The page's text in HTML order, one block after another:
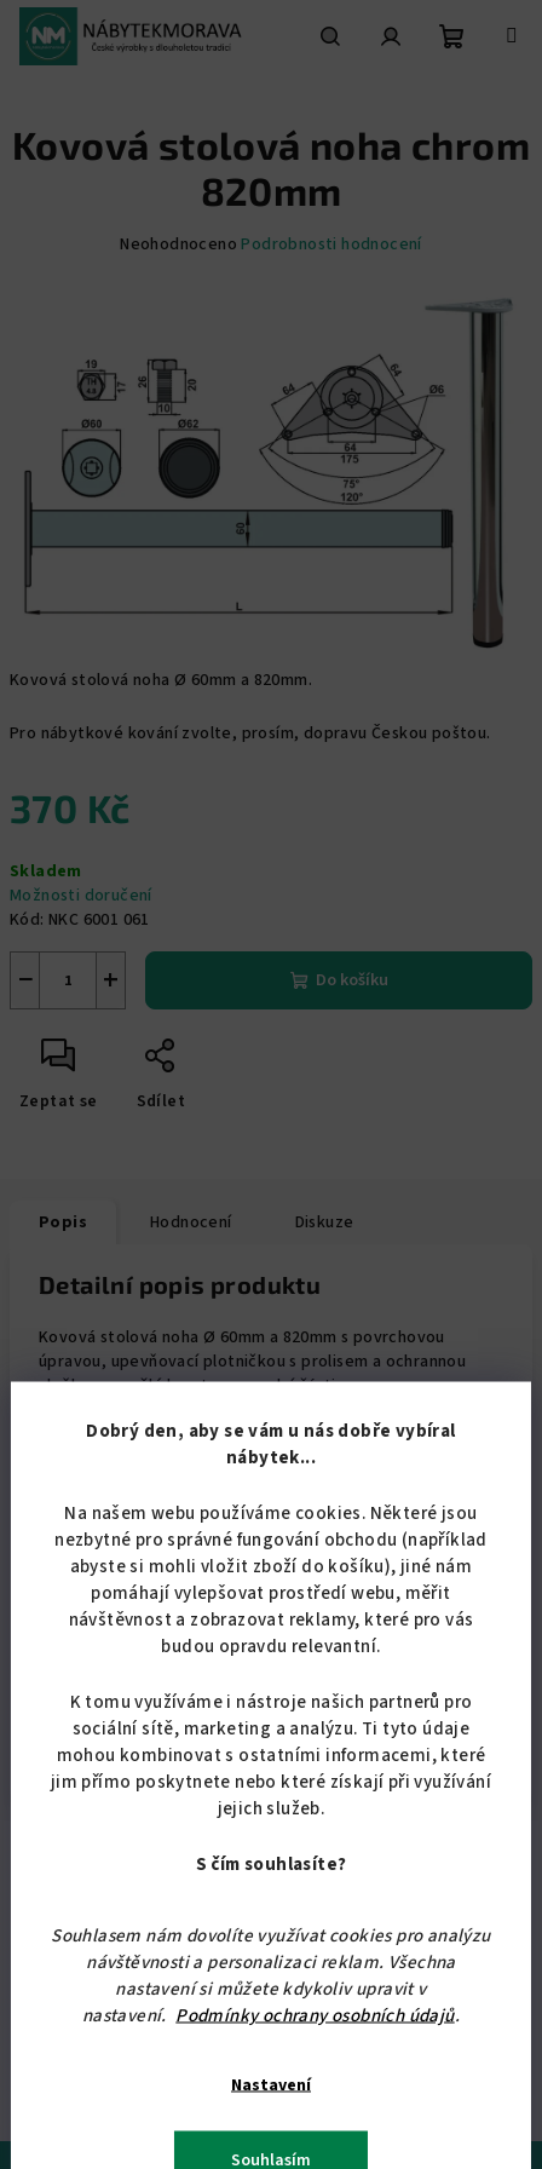
Dobrý den, aby se vám u nás dobře vybíral
nábytek...
Na našem webu používáme cookies. Některé jsou
nezbytné pro správné fungování obchodu (například
abyste si mohli vložit zboží do košíku), jiné nám
pomáhají vylepšovat prostředí webu, měřit
návštěvnost a zobrazovat reklamy, které pro vás
budou opravdu relevantní.
K tomu využíváme i nástroje našich partnerů pro
sociální sítě, marketing a analýzu. Ti tyto údaje
mohou kombinovat s ostatními informacemi, které
jim přímo poskytnete nebo které získají při využívání
jejich služeb.
S čím souhlasíte?
Souhlasem nám dovolíte využívat cookies pro analýzu
návštěvnosti a personalizaci reklam. Všechna
nastavení si můžete kdykoliv upravit v
nastavení. Podmínky ochrany osobních údajů.
Nastavení
Souhlasím
Přejít
obsah
košík
Kovová stolová noha Ø 60mm a 820mm.
Pro nábytkové kování zvolte, prosím, dopravu Českou poštou.
370 Kč
cena:
Skladem
Možnosti doručení
Kód: NKC 6001 061
+
− Do košíku
Zeptat se Sdílet
Kovová stolová noha chrom
820mm
Průměrné
5
hvězdiček.
Neohodnoceno Podrobnosti hodnocení
Popis Hodnocení Diskuze
Detailní popis produktu
Kovová stolová noha Ø 60mm a 820mm s povrchovou
úpravou, upevňovací plotničkou s prolisem a ochrannou
vložkou z umělé hmoty na spodní části
Na tento produkt se nevztahuje AKCE:ŠŤASTNÁ
, každý SEDMÝ VÝROBEK ZA POUHOU 1,- Kč.
Při odběru nad 10.000,- Kč nebo při pravidelných větších
odběrech (např. výrobci nábytku) poskytneme slevu.
Doplňkové parametry
Kategorie:
Nábytkové kování
Hmotnost: 0.1 kg
Vložením e-mailu souhlasíte sezpracováním osobních údajů